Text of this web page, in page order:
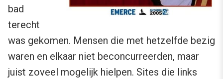
bad
terecht
was gekomen. Mensen die met hetzelfde bezig
waren en elkaar niet beconcurreerden, maar
juist zoveel mogelijk hielpen. Sites die links